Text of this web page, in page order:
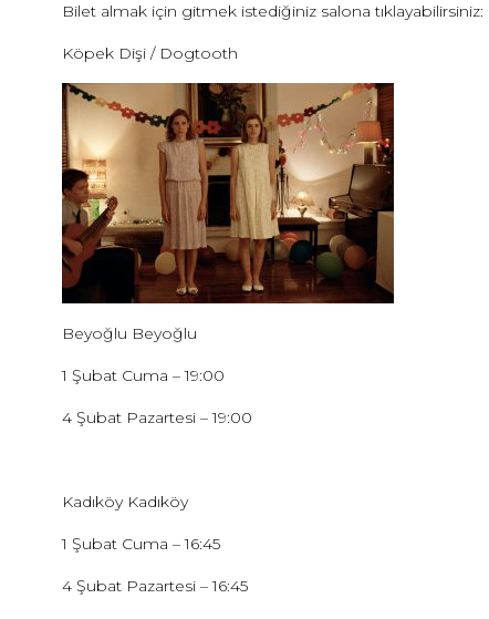
Bilet almak için gitmek istediğiniz salona tıklayabilirsiniz:
Köpek Dişi / Dogtooth
Beyoğlu Beyoğlu
1 Şubat Cuma – 19:00
4 Şubat Pazartesi – 19:00
Kadıköy Kadıköy
1 Şubat Cuma – 16:45
4 Şubat Pazartesi – 16:45